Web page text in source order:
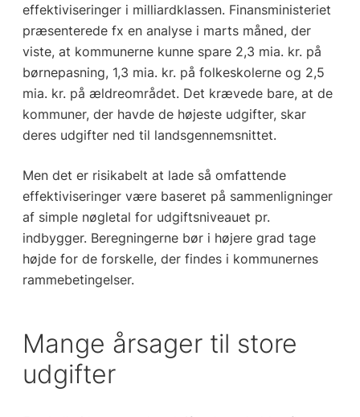
effektiviseringer i milliardklassen. Finansministeriet
præsenterede fx en analyse i marts måned, der
viste, at kommunerne kunne spare 2,3 mia. kr. på
børnepasning, 1,3 mia. kr. på folkeskolerne og 2,5
mia. kr. på ældreområdet. Det krævede bare, at de
kommuner, der havde de højeste udgifter, skar
deres udgifter ned til landsgennemsnittet.
Men det er risikabelt at lade så omfattende
effektiviseringer være baseret på sammenligninger
af simple nøgletal for udgiftsniveauet pr.
indbygger. Beregningerne bør i højere grad tage
højde for de forskelle, der findes i kommunernes
rammebetingelser.
Mange årsager til store
udgifter